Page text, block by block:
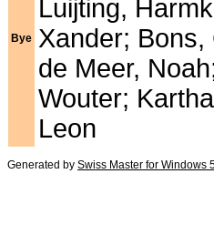
Bye
Luijting,
Xander;
de Meer,
Wouter;
Leon
Generated by Swiss Master for Windows